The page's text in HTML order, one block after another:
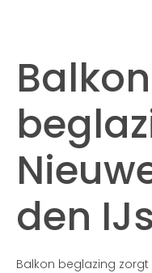
Balkon
den
Balkon beglazing